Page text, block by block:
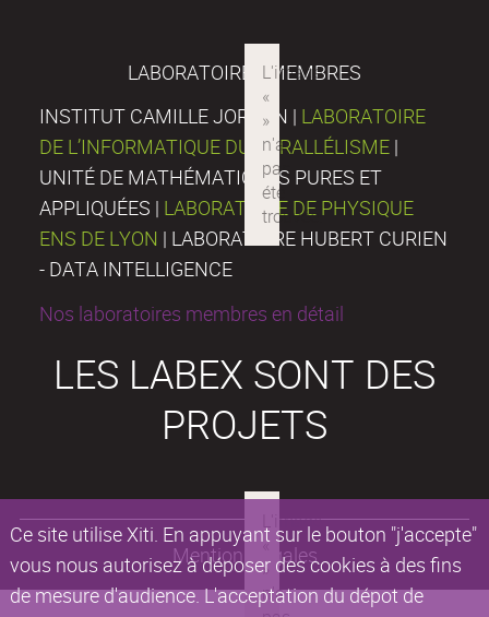
Ce site utilise Xiti. En appuyant sur le bouton "j'accepte"
vous nous autorisez à déposer des cookies à des fins
de mesure d'audience. L'acceptation du dépot de
LABORATOIRES MEMBRES
INSTITUT CAMILLE JORDAN | LABORATOIRE
DE L’INFORMATIQUE DU PARALLÉLISME |
UNITÉ DE MATHÉMATIQUES PURES ET
APPLIQUÉES | LABORATOIRE DE PHYSIQUE
ENS DE LYON | LABORATOIRE HUBERT CURIEN
- DATA INTELLIGENCE
Nos laboratoires membres en détail
LES LABEX SONT DES
PROJETS
Mentions légales